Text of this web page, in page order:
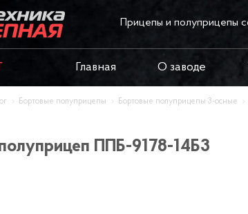
Прицепы и полуприцепы
Главная О заводе
Бортовые полуприцепы Бортовые полуприцепы 3-осные
ППБ-9178-14Б3